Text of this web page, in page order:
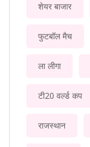
शेयर बाजार
फुटबॉल मैच
ला लीगा
टी20 वर्ल्ड कप
राजस्थान